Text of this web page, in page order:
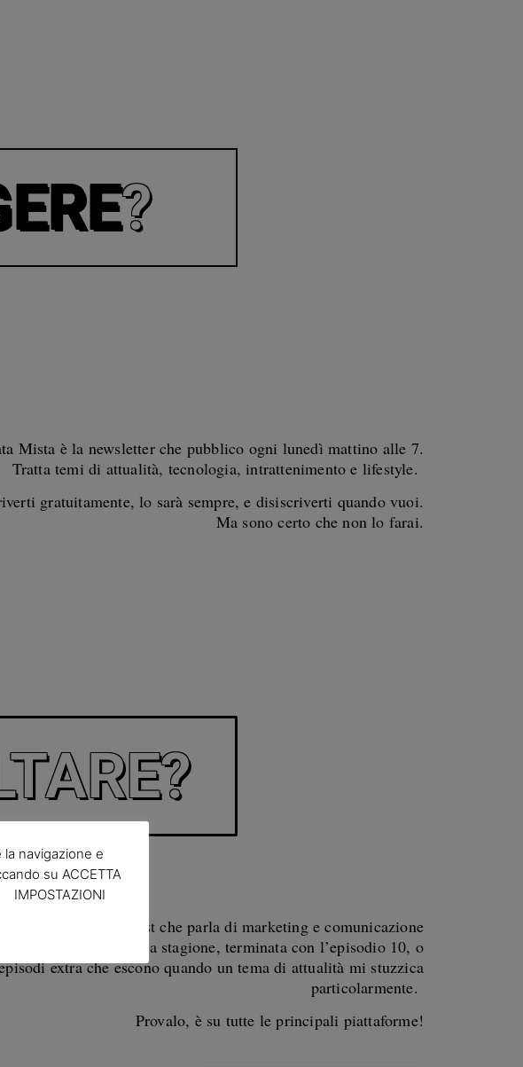
?
Mista è la newsletter che pubblico ogni lunedì mattino alle 7.
Tratta temi di attualità, tecnologia, intrattenimento e lifestyle.
gratuitamente, lo sarà sempre, e disiscriverti quando vuoi.
Ma sono certo che non lo farai.
è il podcast che parla di marketing e comunicazione
Puoi ascoltare la prima stagione, terminata con l’episodio 10, o
extra che escono quando un tema di attualità mi stuzzica
particolarmente.
Provalo, è su tutte le principali piattaforme!
navigazione e
su ACCETTA
IMPOSTAZIONI